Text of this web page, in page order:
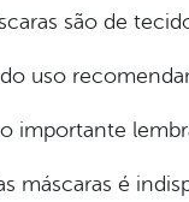
são de
uso
importante
máscaras é